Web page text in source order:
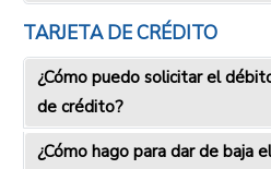
TARJETA DE CRÉDITO
¿Cómo puedo solicitar el
de crédito?
¿Cómo hago para dar de baja